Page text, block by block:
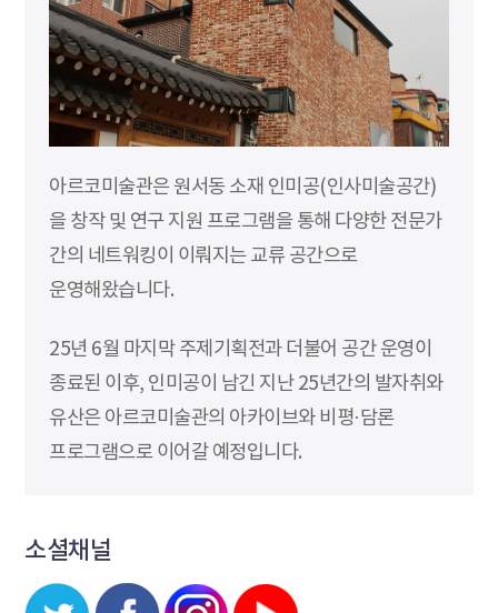
아르코미술관은 원서동 소재 인미공(인사미술공간)
을 창작 및 연구 지원 프로그램을 통해 다양한 전문가
간의 네트워킹이 이뤄지는 교류 공간으로
운영해왔습니다.
25년 6월 마지막 주제기획전과 더불어 공간 운영이
종료된 이후, 인미공이 남긴 지난 25년간의 발자취와
유산은 아르코미술관의 아카이브와 비평·담론
프로그램으로 이어갈 예정입니다.
소셜채널